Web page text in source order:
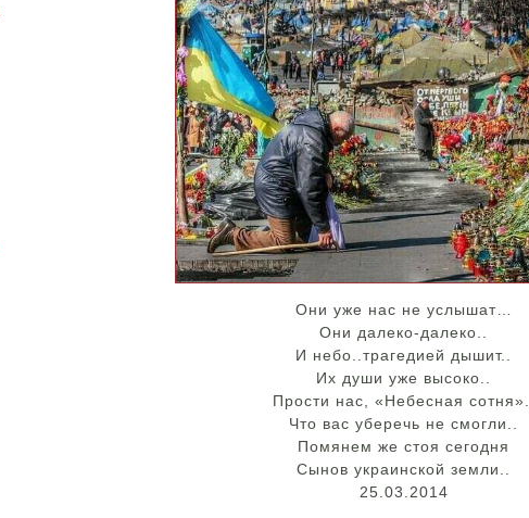
Они уже нас не услышат…
Они далеко-далеко..
И небо..трагедией дышит..
Их души уже высоко..
Прости нас, «Небесная сотня»..
Что вас уберечь не смогли..
Помянем же стоя сегодня
Сынов украинской земли..
25.03.2014